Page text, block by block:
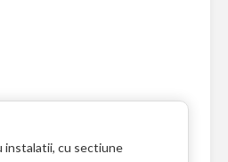
instalatii, cu sectiune